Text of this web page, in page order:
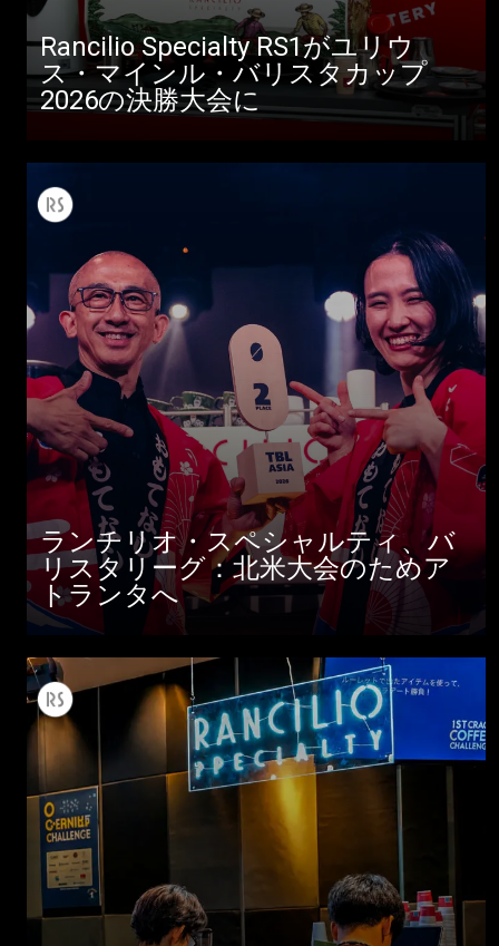
Rancilio Specialty RS1がユリウ
ス・マインル・バリスタカップ
2026の決勝大会に
ランチリオ・スペシャルティ、バ
リスタリーグ：北米大会のためア
トランタへ
すべて
製品情報
ニュース
ダウンロード
もっと見る